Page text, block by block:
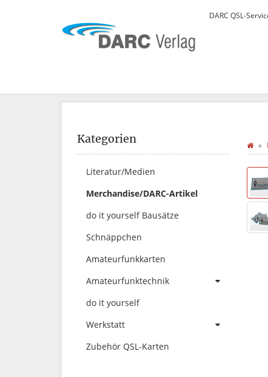
DARC QSL-
Kategorien
Literatur/Medien
Merchandise/DARC-Artikel
do it yourself Bausätze
Schnäppchen
Amateurfunkkarten
Amateurfunktechnik
do it yourself
Werkstatt
Zubehör QSL-Karten